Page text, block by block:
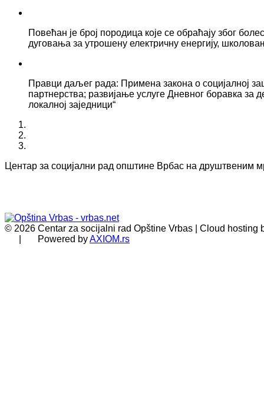
Повећан је број породица које се обраћају због
дуговања за утрошену електричну енергију,
Правци даљег рада: Примена закона о социјалној
партнерства; развијање услуге Дневног боравка
локалној заједници“
Центар за социјални рад општине Врбас на друштвеним
© 2026 Centar za socijalni rad Opštine Vrbas | Cloud hosting
| Powered byAXIOM.rs